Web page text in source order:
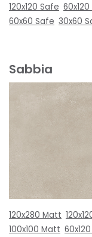
120x120 Safe
60x60 Safe 30x60
Sabbia
120x280 Matt
100x100 Matt